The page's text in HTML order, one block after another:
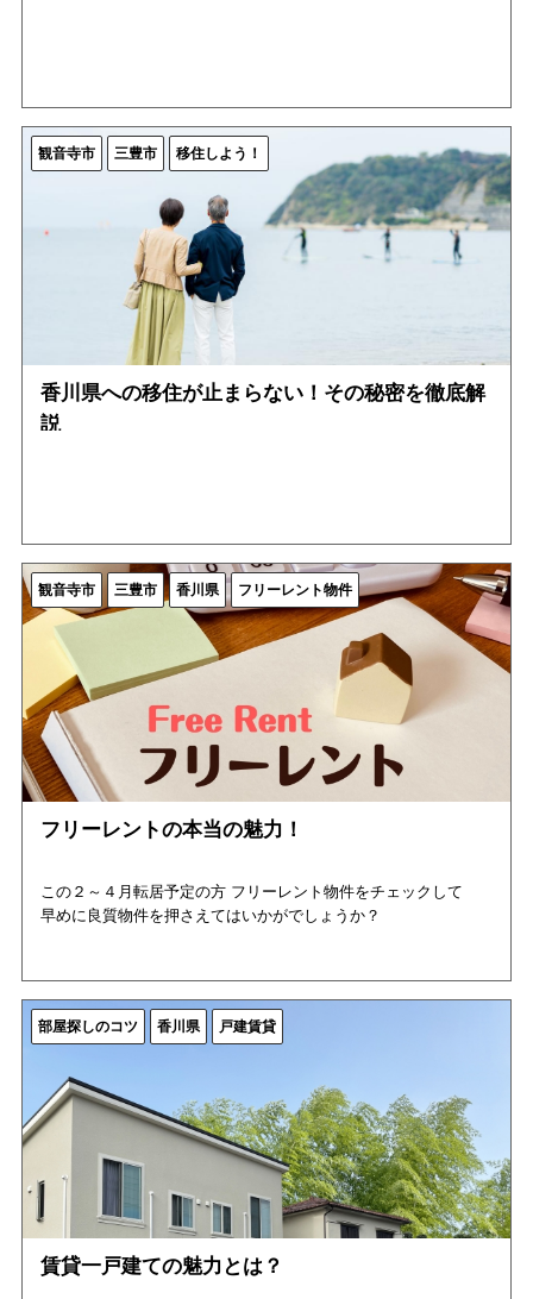
観音寺市 三豊市 移住しよう！
香川県への移住が止まらない！その秘密を徹底解
説
観音寺市 三豊市 香川県 フリーレント物件
フリーレントの本当の魅力！
この２～４月転居予定の方 フリーレント物件をチェックして
早めに良質物件を押さえてはいかがでしょうか？
部屋探しのコツ 香川県 戸建賃貸
賃貸一戸建ての魅力とは？